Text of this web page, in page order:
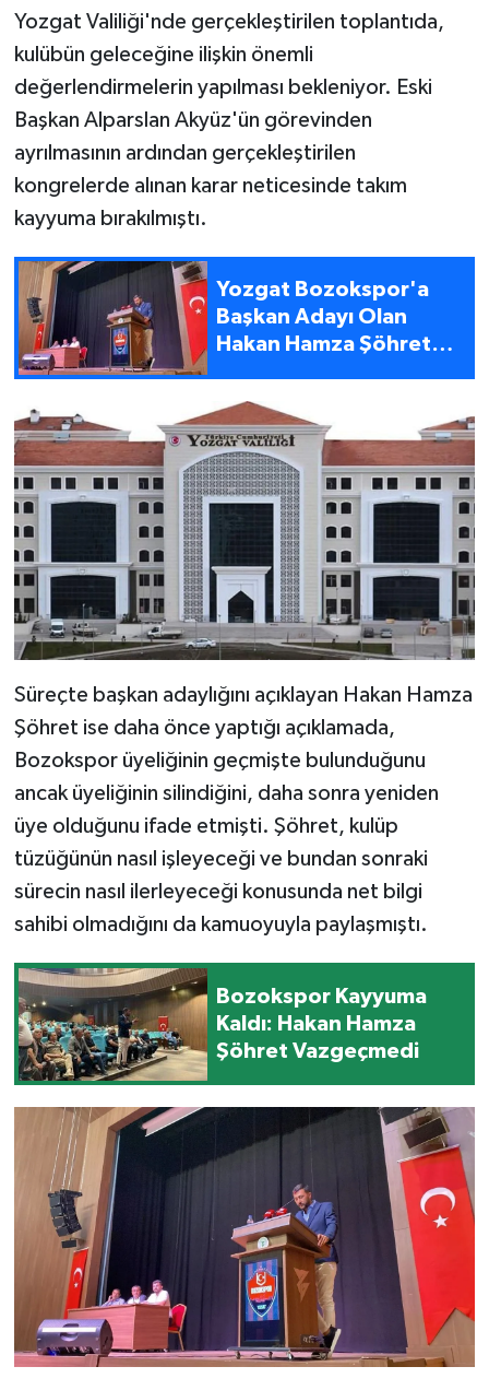
Yozgat Valiliği'nde gerçekleştirilen toplantıda,
kulübün geleceğine ilişkin önemli
değerlendirmelerin yapılması bekleniyor. Eski
Başkan Alparslan Akyüz'ün görevinden
ayrılmasının ardından gerçekleştirilen
kongrelerde alınan karar neticesinde takım
kayyuma bırakılmıştı.
Yozgat Bozokspor'a
Başkan Adayı Olan
Hakan Hamza Şöhret
Süreçte başkan adaylığını açıklayan Hakan Hamza
Şöhret ise daha önce yaptığı açıklamada,
Bozokspor üyeliğinin geçmişte bulunduğunu
ancak üyeliğinin silindiğini, daha sonra yeniden
üye olduğunu ifade etmişti. Şöhret, kulüp
tüzüğünün nasıl işleyeceği ve bundan sonraki
sürecin nasıl ilerleyeceği konusunda net bilgi
sahibi olmadığını da kamuoyuyla paylaşmıştı.
Bozokspor Kayyuma
Kaldı: Hakan Hamza
Şöhret Vazgeçmedi